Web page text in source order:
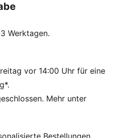
Vibe von Surf-
Style-Hybrid. Noch heute
skulpturales
Schuh
Werktagen.
vor 14:00 Uhr für eine
Mehr unter
Bestellungen.